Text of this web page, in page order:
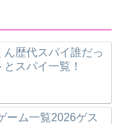
歴代スパイ誰だっ
スパイ一覧！
ーム一覧2026ゲス